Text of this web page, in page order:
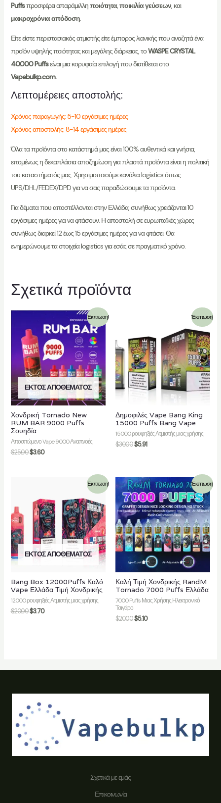
Puffsπροσφέρει απαράμιλληποιότητα,ποικιλία γεύσεων, και
μακροχρόνια απόδοση.
Είτε είστε περιστασιακός ατμιστής είτε έμπορος λιανικής που αναζητά ένα
προϊόν υψηλής ποιότητας και μεγάλης διάρκειας, τοWASPE CRYSTAL
40.000 Puffsείναι μια κορυφαία επιλογή που διατίθεται στο
Vapebulkp.com.
Λεπτομέρειες αποστολής:
Χρόνος παραγωγής: 5-10 εργάσιμες ημέρες
Χρόνος αποστολής: 8-14 εργάσιμες ημέρες
Όλα τα προϊόντα στο κατάστημά μας είναι 100% αυθεντικά και γνήσια,
επομένως η δεκαπλάσια αποζημίωση για πλαστά προϊόντα είναι η πολιτική
του καταστήματός μας. Χρησιμοποιούμε κανάλια logistics όπως
UPS/DHL/FEDEX/DPD για να σας παραδώσουμε τα προϊόντα.
Για δέματα που αποστέλλονται στην Ελλάδα, συνήθως χρειάζονται 10
εργάσιμες ημέρες για να φτάσουν. Η αποστολή σε ευρωπαϊκές χώρες
συνήθως διαρκεί 12 έως 15 εργάσιμες ημέρες για να φτάσει. Θα
ενημερώνουμε τα στοιχεία logistics για εσάς σε πραγματικό χρόνο.
Σχετικά προϊόντα
Έκπτωση!
ΕΚΤΌΣ ΑΠΟΘΈΜΑΤΟΣ
Χονδρική Tornado New
RUM BAR 9000 Puffs
Σουηδία
Αποσπώμενο Vape 9000 Αναπνοές
$25.00$3.60
Έκπτωση!
Δημοφιλές Vape Bang King
15000 Puffs Bang Vape
15000 ρουφηξιές Ατμιστής μιας χρήσης
$30.00$5.91
Έκπτωση!
ΕΚΤΌΣ ΑΠΟΘΈΜΑΤΟΣ
Bang Box 12000Puffs Καλό
Vape Ελλάδα Τιμή Χονδρικής
12000 ρουφηξιές Ατμιστής μιας χρήσης
$20.00$3.70
Έκπτωση!
Καλή Τιμή Χονδρικής RandM
Tornado 7000 Puffs Ελλάδα
7000 Puffs Μιας Χρήσης Ηλεκτρονικό
Τσιγάρο
$20.00$5.10
Σχετικά με εμάς
Επικοινωνία